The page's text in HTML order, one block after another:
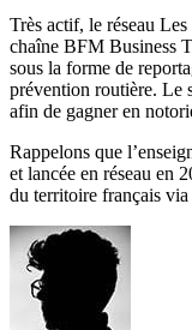
Très actif, le réseau
chaîne BFM Business
sous la forme de
prévention routière. Le
afin de gagner en
Rappelons que
et lancée en réseau en
du territoire français via